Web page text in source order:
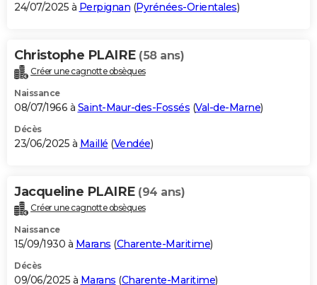
24/07/2025 à Perpignan (Pyrénées-Orientales)
Christophe PLAIRE (58 ans)
Créer une cagnotte obsèques
Naissance
08/07/1966 à Saint-Maur-des-Fossés (Val-de-Marne)
Décès
23/06/2025 à Maillé (Vendée)
Jacqueline PLAIRE (94 ans)
Créer une cagnotte obsèques
Naissance
15/09/1930 à Marans (Charente-Maritime)
Décès
09/06/2025 à Marans (Charente-Maritime)